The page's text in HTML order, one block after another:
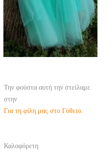
Την φούστα αυτή την στείλαμε
στην
Για τη φίλη μας στο Γύθειο.
Καλοφόρετη